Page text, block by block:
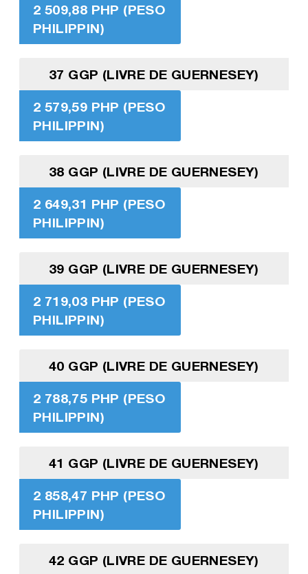
2 509,88 PHP (PESO
PHILIPPIN)
37 GGP (LIVRE DE GUERNESEY)
2 579,59 PHP (PESO
PHILIPPIN)
38 GGP (LIVRE DE GUERNESEY)
2 649,31 PHP (PESO
PHILIPPIN)
39 GGP (LIVRE DE GUERNESEY)
2 719,03 PHP (PESO
PHILIPPIN)
40 GGP (LIVRE DE GUERNESEY)
2 788,75 PHP (PESO
PHILIPPIN)
41 GGP (LIVRE DE GUERNESEY)
2 858,47 PHP (PESO
PHILIPPIN)
42 GGP (LIVRE DE GUERNESEY)